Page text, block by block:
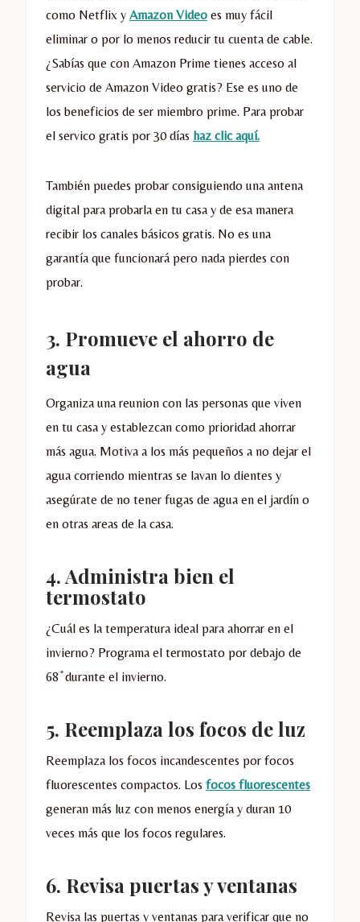
como Netflix y Amazon Video es muy fácil
eliminar o por lo menos reducir tu cuenta de cable.
¿Sabías que con Amazon Prime tienes acceso al
servicio de Amazon Video gratis? Ese es uno de
los beneficios de ser miembro prime. Para probar
el servico gratis por 30 días haz clic aquí.
También puedes probar consiguiendo una antena
digital para probarla en tu casa y de esa manera
recibir los canales básicos gratis. No es una
garantía que funcionará pero nada pierdes con
probar.
3. Promueve el ahorro de
agua
Organiza una reunion con las personas que viven
en tu casa y establezcan como prioridad ahorrar
más agua. Motiva a los más pequeños a no dejar el
agua corriendo mientras se lavan lo dientes y
asegúrate de no tener fugas de agua en el jardín o
en otras areas de la casa.
4. Administra bien el
termostato
¿Cuál es la temperatura ideal para ahorrar en el
invierno? Programa el termostato por debajo de
68 ̊ durante el invierno.
5. Reemplaza los focos de luz
Reemplaza los focos incandescentes por focos
fluorescentes compactos. Los focos fluorescentes
generan más luz con menos energía y duran 10
veces más que los focos regulares.
6. Revisa puertas y ventanas
Revisa las puertas y ventanas para verificar que no